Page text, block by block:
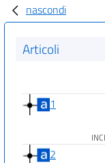
nascondi
Articoli
1
2